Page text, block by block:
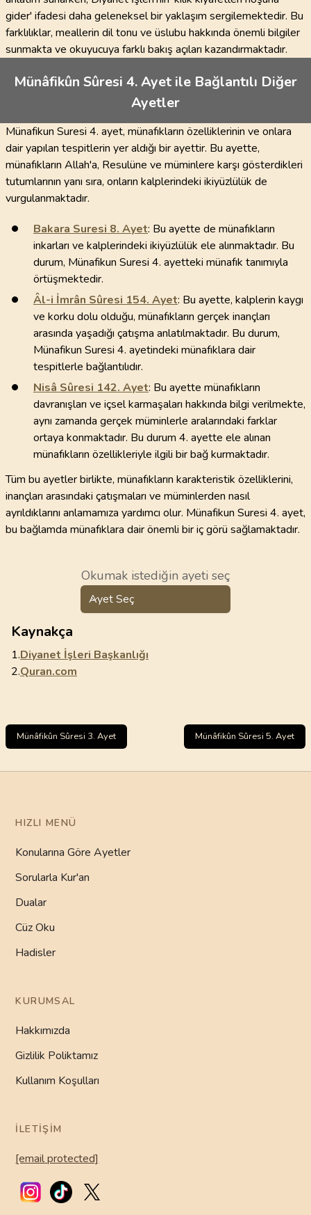
gider' ifadesi daha geleneksel bir yaklaşım sergilemektedir. Bu
farklılıklar, meallerin dil tonu ve üslubu hakkında önemli bilgiler
sunmakta ve okuyucuya farklı bakış açıları kazandırmaktadır.
Münâfikûn Sûresi 4. Ayet ile Bağlantılı Diğer
Ayetler
Münafikun Suresi 4. ayet, münafıkların özelliklerinin ve onlara
dair yapılan tespitlerin yer aldığı bir ayettir. Bu ayette,
münafıkların Allah'a, Resulüne ve müminlere karşı gösterdikleri
tutumlarının yanı sıra, onların kalplerindeki ikiyüzlülük de
vurgulanmaktadır.
Bakara Suresi 8. Ayet: Bu ayette de münafıkların
inkarları ve kalplerindeki ikiyüzlülük ele alınmaktadır. Bu
durum, Münafikun Suresi 4. ayetteki münafık tanımıyla
örtüşmektedir.
Âl-i İmrân Sûresi 154. Ayet: Bu ayette, kalplerin kaygı
ve korku dolu olduğu, münafıkların gerçek inançları
arasında yaşadığı çatışma anlatılmaktadır. Bu durum,
Münafikun Suresi 4. ayetindeki münafıklara dair
tespitlerle bağlantılıdır.
Nisâ Sûresi 142. Ayet: Bu ayette münafıkların
davranışları ve içsel karmaşaları hakkında bilgi verilmekte,
aynı zamanda gerçek müminlerle aralarındaki farklar
ortaya konmaktadır. Bu durum 4. ayette ele alınan
münafıkların özellikleriyle ilgili bir bağ kurmaktadır.
Tüm bu ayetler birlikte, münafıkların karakteristik özelliklerini,
inançları arasındaki çatışmaları ve müminlerden nasıl
ayrıldıklarını anlamamıza yardımcı olur. Münafikun Suresi 4. ayet,
bu bağlamda münafıklara dair önemli bir iç görü sağlamaktadır.
Okumak istediğin ayeti seç
Ayet Seç
Kaynakça
1.Diyanet İşleri Başkanlığı
2.Quran.com
Münâfikûn Sûresi 3. Ayet Münâfikûn Sûresi 5. Ayet
HIZLI MENÜ
Konularına Göre Ayetler
Sorularla Kur'an
Dualar
Cüz Oku
Hadisler
KURUMSAL
Hakkımızda
Gizlilik Poliktamız
Kullanım Koşulları
İLETIŞIM
[email protected]